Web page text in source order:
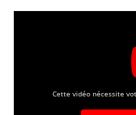
Cette vidéo nécessite